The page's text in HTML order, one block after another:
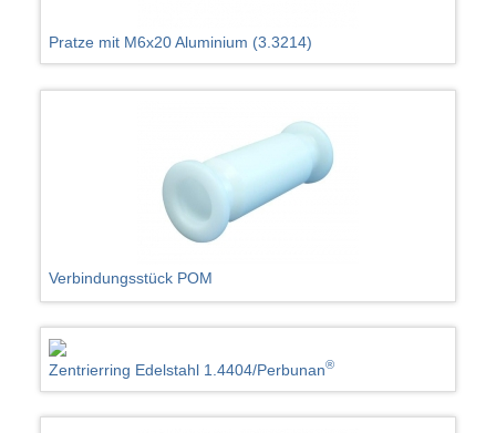
Pratze mit M6x20 Aluminium (3.3214)
Verbindungsstück POM
Zentrierring Edelstahl 1.4404/Perbunan®